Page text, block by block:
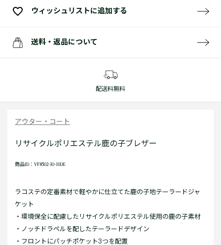
ウィッシュリストに追加する
送料・返品について
配送料無料
アウター・コート
リサイクルポリエステル鹿の子ブレザー
商品ID：VF8502-10-HDE
ラコステの定番素材で軽やかに仕立てた鹿の子地テーラードジャ
ケット
・環境保全に配慮したリサイクルポリエステル使用の鹿の子素材
・ノッチドラペルを配したテーラードデザイン
・フロントにパッチポケット3つを配置